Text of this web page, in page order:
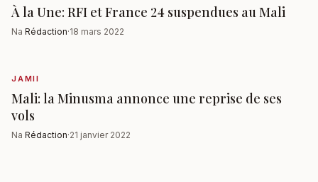
À la Une: RFI et France 24 suspendues au Mali
Na Rédaction·18 mars 2022
JAMII
Mali: la Minusma annonce une reprise de ses
vols
Na Rédaction·21 janvier 2022